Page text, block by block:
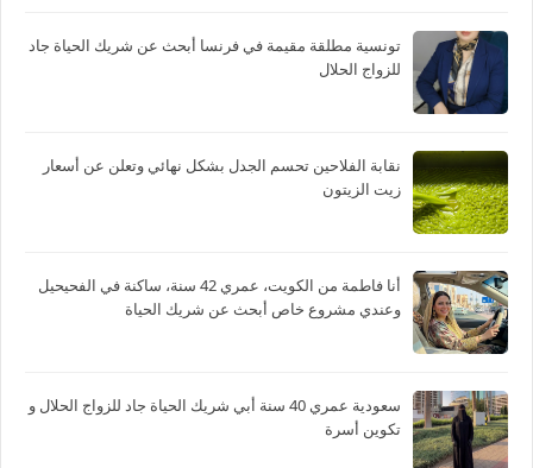
تونسية مطلقة مقيمة في فرنسا أبحث عن شريك الحياة جاد
للزواج الحلال
نقابة الفلاحين تحسم الجدل بشكل نهائي وتعلن عن أسعار
زيت الزيتون
أنا فاطمة من الكويت، عمري 42 سنة، ساكنة في الفحيحيل
وعندي مشروع خاص أبحث عن شريك الحياة
سعودية عمري 40 سنة أبي شريك الحياة جاد للزواج الحلال و
تكوين أسرة